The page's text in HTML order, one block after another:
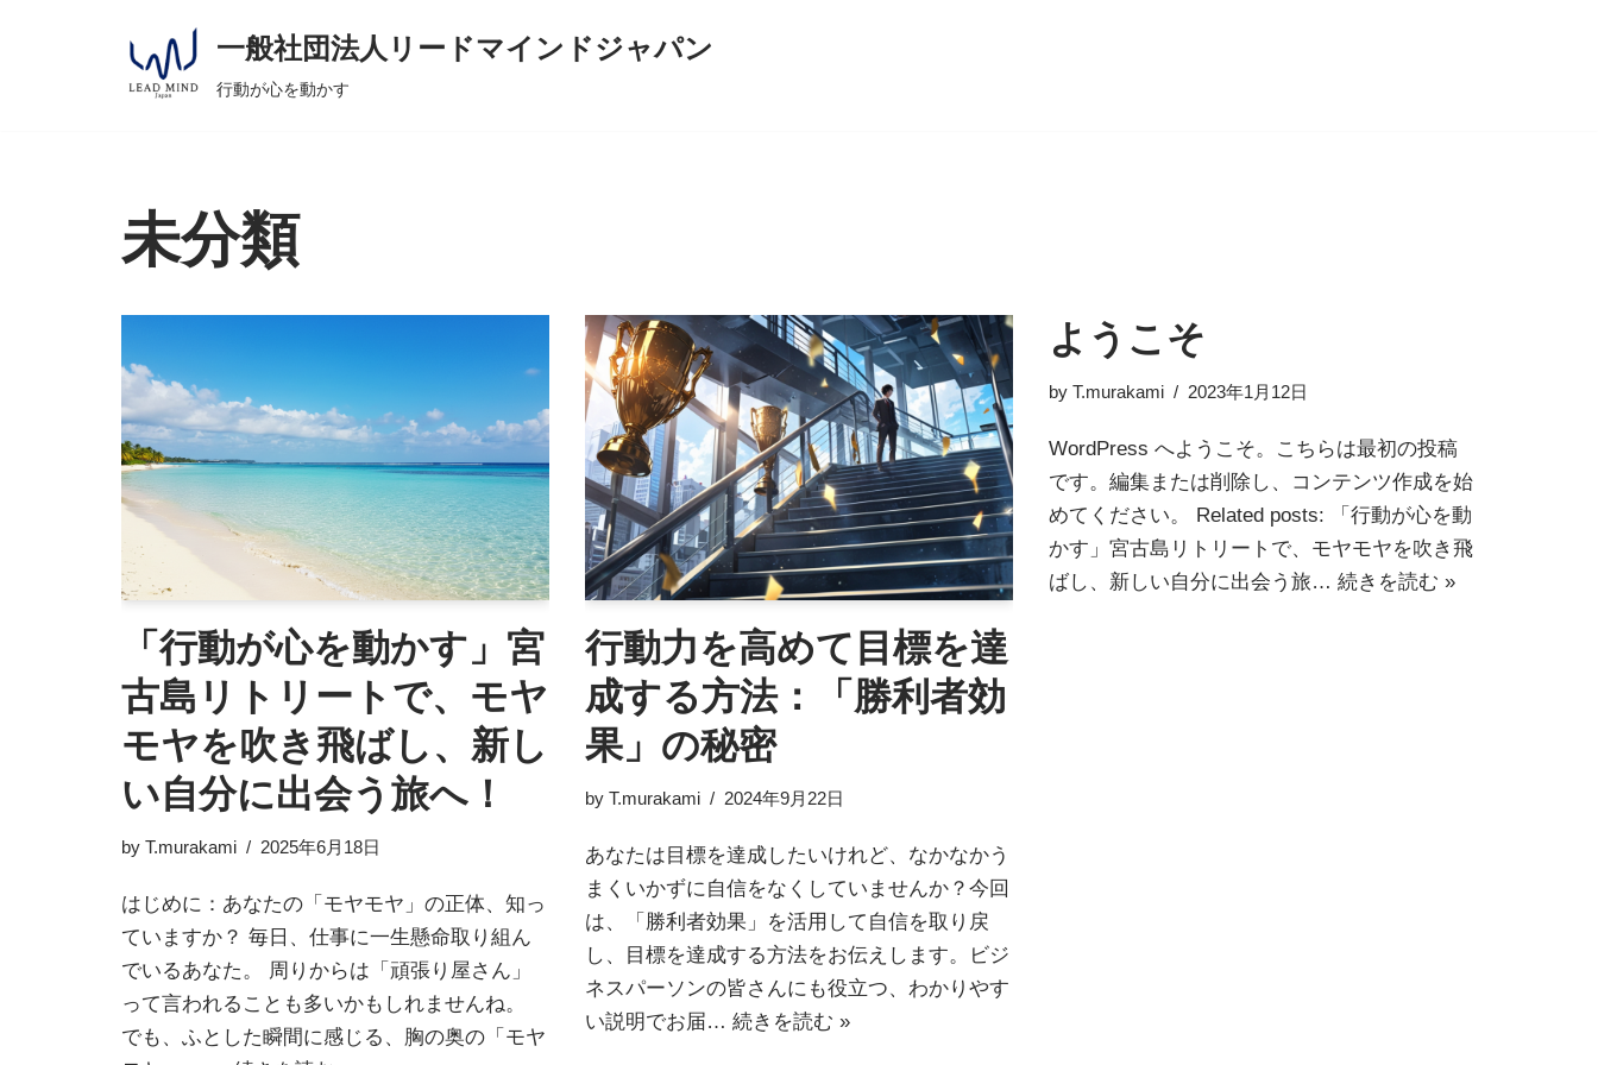
一般社団法人リードマインドジャパン
行動が心を動かす
未分類
「行動が心を動かす」宮
古島リトリートで、モヤ
モヤを吹き飛ばし、新し
い自分に出会う旅へ！
by T.murakami 2025年6月18日
はじめに：あなたの「モヤモヤ」の正体、知っ
ていますか？ 毎日、仕事に一生懸命取り組ん
でいるあなた。 周りからは「頑張り屋さん」
って言われることも多いかもしれませんね。
でも、ふとした瞬間に感じる、胸の奥の「モヤ
行動力を高めて目標を達
成する方法：「勝利者効
果」の秘密
by T.murakami 2024年9月22日
あなたは目標を達成したいけれど、なかなかう
まくいかずに自信をなくしていませんか？今回
は、「勝利者効果」を活用して自信を取り戻
し、目標を達成する方法をお伝えします。ビジ
ネスパーソンの皆さんにも役立つ、わかりやす
い説明でお届… 続きを読む »
ようこそ
by T.murakami 2023年1月12日
WordPress へようこそ。こちらは最初の投稿
です。編集または削除し、コンテンツ作成を始
めてください。 Related posts: 「行動が心を動
かす」宮古島リトリートで、モヤモヤを吹き飛
ばし、新しい自分に出会う旅… 続きを読む »